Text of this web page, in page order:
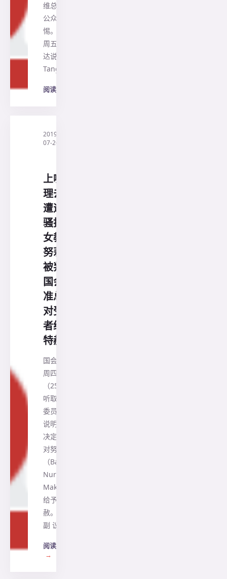
维总统呼吁
公众保持警
惕。 佐科维
周五在雅加
达说，
Tangkuba…
阅读全文
2019-
07-26
上哪说
理去：
遭遇性
骚扰的
女教师
努莉尔
被判刑
国会批
准总统
对受害
者给予
特赦
国会全会
周四
（25/7）
听取第三
委员会的
说明后，
决定批准
对努莉尔
（Baiq
Nuril
Maknun）
给予特
赦。 国 会
副 议…
阅读全文
→